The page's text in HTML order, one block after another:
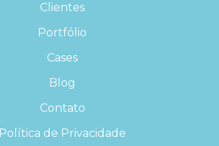
Clientes
Portfólio
Cases
Blog
Contato
Política de Privacidade